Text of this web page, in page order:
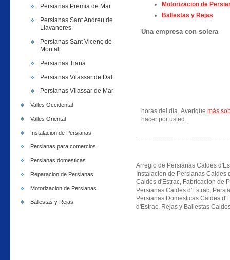
Persianas Premia de Mar
Persianas Sant Andreu de
Llavaneres
Persianas Sant Vicenç de
Montalt
Persianas Tiana
Persianas Vilassar de Dalt
Persianas Vilassar de Mar
Valles Occidental
Valles Oriental
Instalacion de Persianas
Persianas para comercios
Persianas domesticas
Reparacion de Persianas
Motorizacion de Persianas
Ballestas y Rejas
Motorizacion de
Ballestas y Rejas
Una empresa con solera
horas del día. Averigüe más
hacer por usted.
Arreglo de Persianas Caldes
Instalacion de Persianas Caldes
Caldes d'Estrac, Fabricacion de
Persianas Caldes d'Estrac,
Persianas Domesticas Caldes
d'Estrac, Rejas y Ballestas